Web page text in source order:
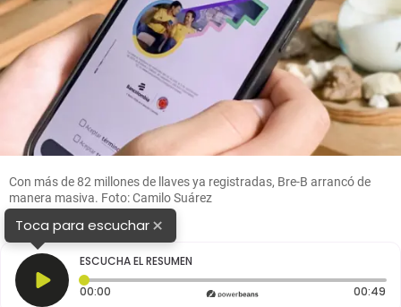
Con más de 82 millones de llaves ya registradas, Bre-B arrancó de
manera masiva. Foto: Camilo Suárez
Toca para escuchar×
ESCUCHA EL RESUMEN
00:00 Tiempo transcurrido: 0 segundos 00:49